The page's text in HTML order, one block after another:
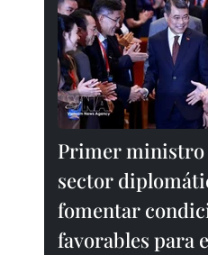
Primer ministro
sector
fomentar
favorables para